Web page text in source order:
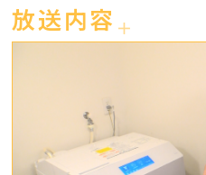
放送内容